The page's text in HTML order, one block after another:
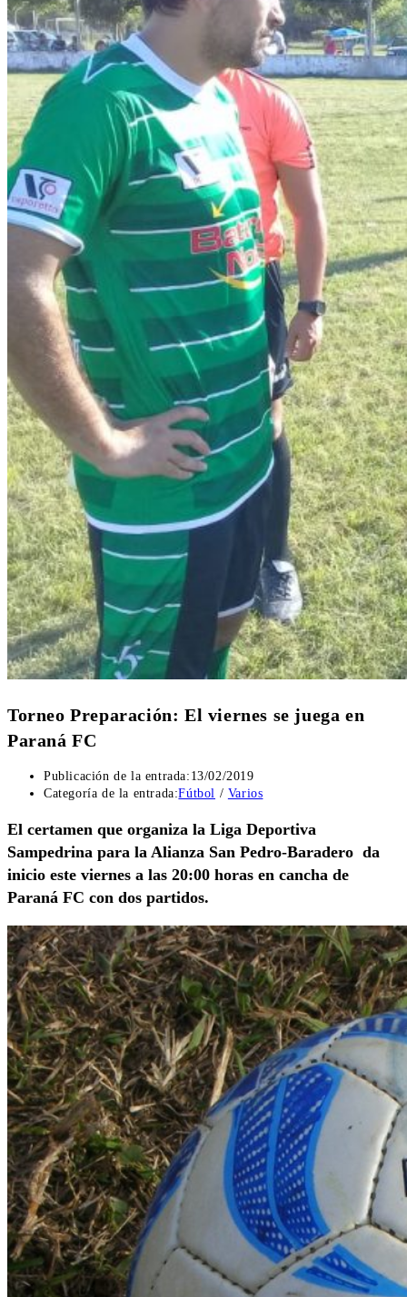
Torneo Preparación: El viernes se juega en
Paraná FC
Publicación de la entrada: 13/02/2019
Categoría de la entrada:Fútbol / Varios
El certamen que organiza la Liga Deportiva
Sampedrina para la Alianza San Pedro-Baradero da
inicio este viernes a las 20:00 horas en cancha de
Paraná FC con dos partidos.